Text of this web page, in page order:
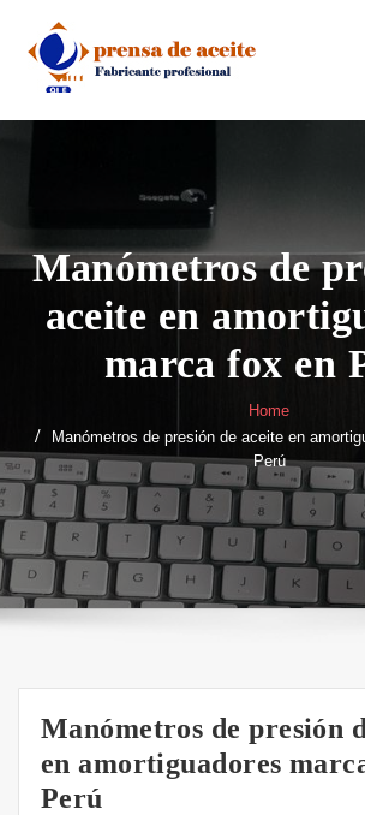
content
Manómetros de
aceite en
marca fox en
Home
Manómetros de presión de aceite en
Perú
Manómetros de presión
en amortiguadores
Perú